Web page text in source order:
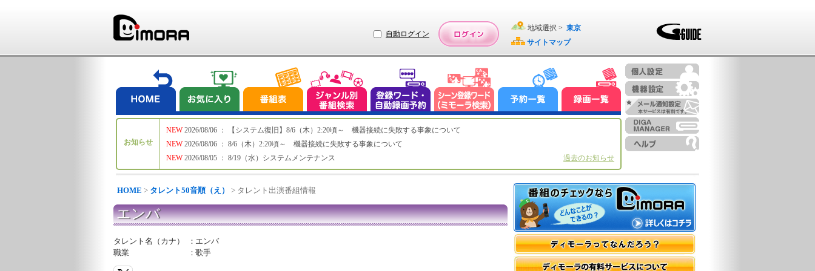
自動ログイン
地域選択 > 東京
サイトマップ
お知らせ
NEW
NEW
NEW
2026/08/06 ： 【システム復旧】8/6（木）2:20頃～ 機器接続に失敗する事象について
2026/08/06 ： 8/6（木）2:20頃～ 機器接続に失敗する事象について
2026/08/05 ： 8/19（水）システムメンテナンス
過去のお知らせ
HOME > タレント50音順（え） > タレント出演番組情報
エンバ
タレント名（カナ） ： エンバ
職業
：歌手